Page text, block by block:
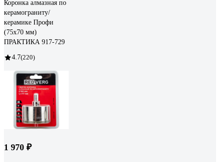
Коронка алмазная по
керамограниту/
керамике Профи
(75х70 мм)
ПРАКТИКА 917-729
4.7(220)
1 970 ₽